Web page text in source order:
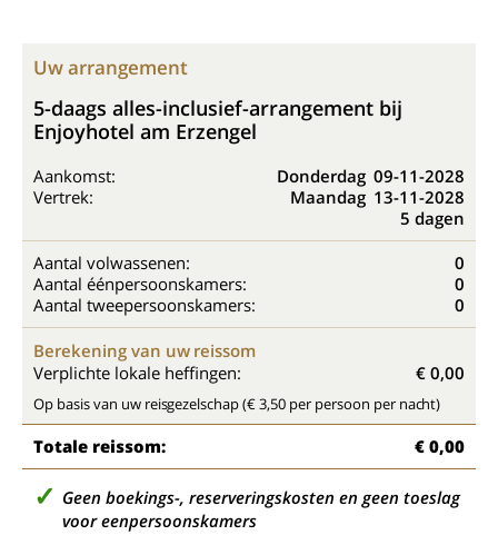
Uw arrangement
5-daags alles-inclusief-arrangement bij
Enjoyhotel am Erzengel
Aankomst: Donderdag 09-11-2028
Vertrek:
Maandag 13-11-2028
5 dagen
Aantal volwassenen:
0
Aantal éénpersoonskamers:
0
Aantal tweepersoonskamers:
0
Berekening van uw reissom
Verplichte lokale heffingen:
€ 0,00
Op basis van uw reisgezelschap (€ 3,50 per persoon per nacht)
Totale reissom: € 0,00
Geen boekings-, reserveringskosten en geen toeslag
voor eenpersoonskamers